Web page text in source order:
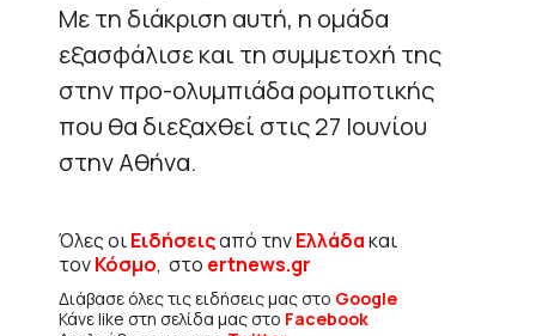
Με τη διάκριση αυτή, η ομάδα
εξασφάλισε και τη συμμετοχή της
στην προ-ολυμπιάδα ρομποτικής
που θα διεξαχθεί στις 27 Ιουνίου
στην Αθήνα.
Όλες οιΕιδήσειςαπό τηνΕλλάδακαι
τονΚόσμο, στο ertnews.gr
Διάβασε όλες τις ειδήσεις μας στο Google
Κάνε like στη σελίδα μας στο Facebook